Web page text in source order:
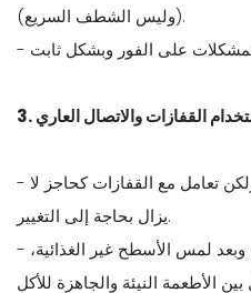
(وليس الشطف السريع).
القفازات والاتصال العاري
- استخدم القفازات عند الحاجة، ولكن تعامل مع القفازات كحاجز لا
يزال بحاجة إلى التغيير.
- قم بتغيير القفازات بين المهام، وبعد لمس الأسطح غير الغذائية،